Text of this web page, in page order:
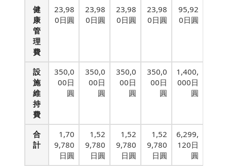
健
康
管
理
費
23,98
0日圓
23,98
0日圓
23,98
0日圓
23,98
0日圓
95,92
0日圓
設
施
維
持
費
350,0
00日
圓
350,0
00日
圓
350,0
00日
圓
350,0
00日
圓
1,400,
000日
圓
合
計
1,70
9,780
日圓
1,52
9,780
日圓
1,52
9,780
日圓
1,52
9,780
日圓
6,299,
120日
圓